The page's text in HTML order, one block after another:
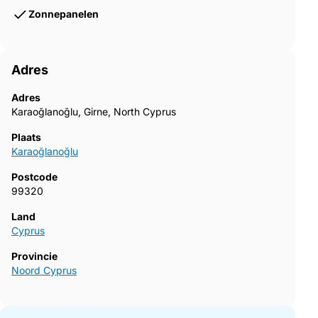
Zonnepanelen
Adres
Adres
Karaoğlanoğlu, Girne, North Cyprus
Plaats
Karaoğlanoğlu
Postcode
99320
Land
Cyprus
Provincie
Noord Cyprus